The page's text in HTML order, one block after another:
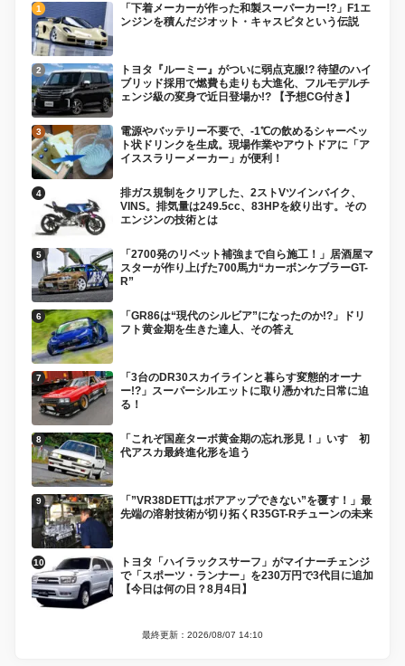
「下着メーカーが作った和製スーパーカー!?」F1エ
ンジンを積んだジオット・キャスピタという伝説
トヨタ『ルーミー』がついに弱点克服!? 待望のハイ
ブリッド採用で燃費も走りも大進化、フルモデルチ
ェンジ級の変身で近日登場か!? 【予想CG付き】
電源やバッテリー不要で、-1℃の飲めるシャーベッ
ト状ドリンクを生成。現場作業やアウトドアに「ア
イススラリーメーカー」が便利！
排ガス規制をクリアした、2ストVツインバイク、
VINS。排気量は249.5cc、83HPを絞り出す。その
エンジンの技術とは
「2700発のリベット補強まで自ら施工！」居酒屋マ
スターが作り上げた700馬力“カーボンケブラーGT-
R”
「GR86は“現代のシルビア”になったのか!?」ドリ
フト黄金期を生きた達人、その答え
「3台のDR30スカイラインと暮らす変態的オーナ
ー!?」スーパーシルエットに取り憑かれた日常に迫
る！
「これぞ国産ターボ黄金期の忘れ形見！」いすゞ初
代アスカ最終進化形を追う
「”VR38DETTはボアアップできない”を覆す！」最
先端の溶射技術が切り拓くR35GT-Rチューンの未来
トヨタ「ハイラックスサーフ」がマイナーチェンジ
で「スポーツ・ランナー」を230万円で3代目に追加
【今日は何の日？8月4日】
最終更新：2026/08/07 14:10